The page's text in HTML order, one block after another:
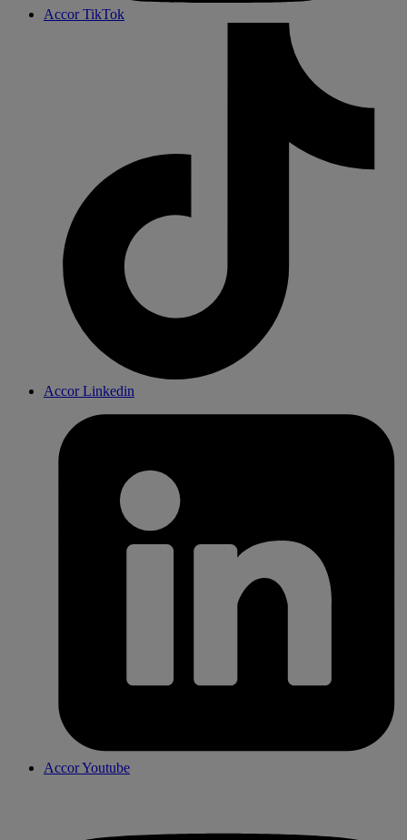
Accor TikTok
Accor Linkedin
Accor Youtube